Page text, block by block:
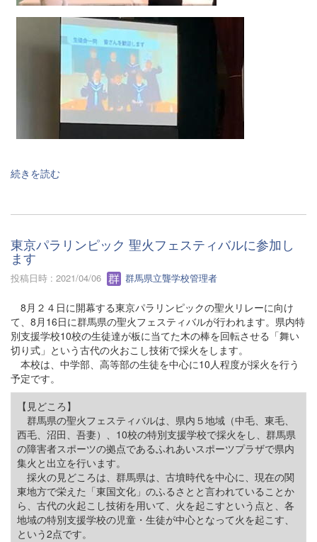
続きを読む
東京パラリンピック 聖火フェスティバルに参加し
ます
投稿日時 : 2021/04/06 群馬県立聾学校管理者
8月２４日に開幕する東京パラリンピックの聖火リレーに向け
て、8月16日に群馬県の聖火フェスティバルが行われます。県内特
別支援学校10校の生徒達が板に当てた木の棒を回転させる「舞い
切り式」という古代の火おこし技術で採火をします。
本校は、中学部、高等部の生徒を中心に10人程度が採火を行う
予定です。
【見どころ】
群馬県の聖火フェスティバルは、県内５地域（中毛、東毛、
西毛、沼田、吾妻）、10校の特別支援学校で採火をし、群馬県
の障害者スポーツの拠点であるふれあいスポーツプラザで県内
集火と出立を行います。
採火の見どころは、群馬県は、古墳時代を中心に、現在の関
東地方で栄えた「東国文化」のふるさとと言われていることか
ら、古代の火起こし技術を用いて、火を起こすという点と、各
地域の特別支援学校の児童・生徒が中心となって火を起こす、
という2点です。